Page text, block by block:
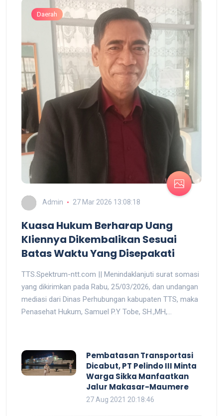
Daerah
Admin 27 Mar 2026 13:08:18
Kuasa Hukum Berharap Uang
Kliennya Dikembalikan Sesuai
Batas Waktu Yang Disepakati
TTS.Spektrum-ntt.com || Menindaklanjuti surat somasi
yang dikirimkan pada Rabu, 25/03/2026, dan undangan
mediasi dari Dinas Perhubungan kabupaten TTS, maka
Penasehat Hukum, Samuel P.Y Tobe, SH.,MH,...
Pembatasan Transportasi
Dicabut, PT Pelindo III Minta
Warga Sikka Manfaatkan
Jalur Makasar-Maumere
27 Aug 2021 20:18:46